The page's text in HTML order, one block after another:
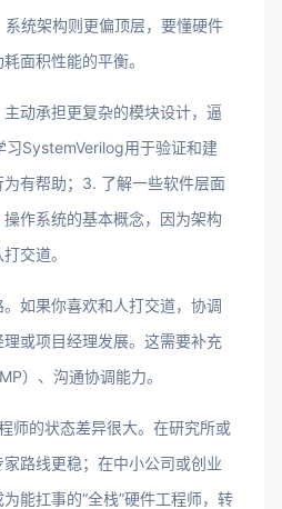
统架构则更偏顶层，要懂硬件
面积性能的平衡。
动承担更复杂的模块设计，逼
习SystemVerilog用于验证和建
有帮助；3. 了解一些软件层面
作系统的基本概念，因为架构
交道。
如果你喜欢和人打交道，协调
或项目经理发展。这需要补充
）、沟通协调能力。
师的状态差异很大。在研究所或
路线更稳；在中小公司或创业
能扛事的“全栈”硬件工程师，转